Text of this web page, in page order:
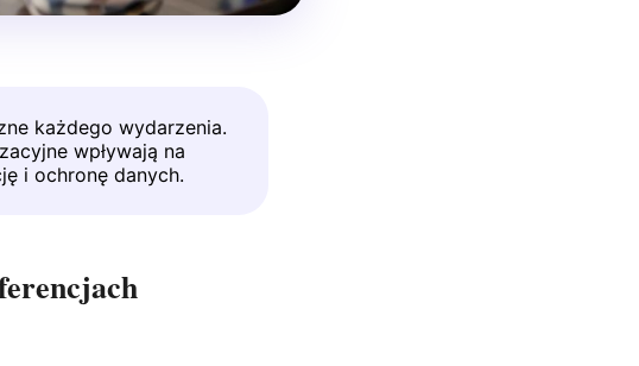
każdego wydarzenia.
wpływają na
i ochronę danych.